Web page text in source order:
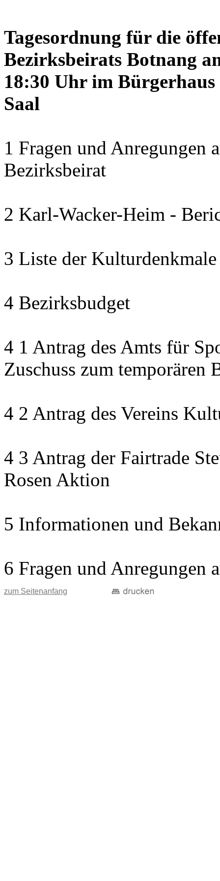
Tagesordnung für die
Bezirksbeirats Botnang
18:30 Uhr im
Saal
1 Fragen und Anregungen
Bezirksbeirat
2 Karl-Wacker-Heim -
3 Liste der
4 Bezirksbudget
4 1 Antrag des Amts für
Zuschuss zum temporären
4 2 Antrag des Vereins
4 3 Antrag der Fairtrade
Rosen Aktion
5 Informationen und
6 Fragen und Anregungen
zum Seitenanfang